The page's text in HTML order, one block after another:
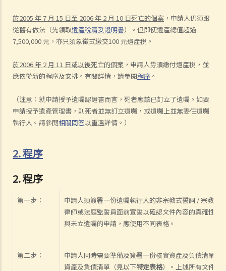
於2005 年 7 月 15 日至 2006 年 2 月 10 日死亡的個案 ，申請人仍須跟
從舊有做法（先領取遺產稅清妥證明書）。但即使遺產總值超過
7,500,000 元，亦只須象徵式繳交100 元遺產稅。
於2006 年 2 月 11 日或以後死亡的個案 ，申請人毋須繳付遺產稅，並
應依從新的程序及安排。有關詳情，請參閱程序 。
（注意：就申請授予遺囑認證書而言，死者應該已訂立了遺囑。如要
申請授予遺產管理書，則死者並無訂立遺囑，或遺囑上並無委任遺囑
執行人。請參閱相關問答以重溫詳情。）
2. 程序
2. 程序
第一步：
申請人須簽署一份遺囑執行人的非宗教式誓詞 / 宗教式
律師或法庭監誓員面前宣誓以確認文件內容的真確性
與未立遺囑的申請，應使用不同表格。
第二步：
申請人同時需要準備及簽署一份核實資產及負債清單
資產及負債清單（見以下特定表格）。上述所有文件必